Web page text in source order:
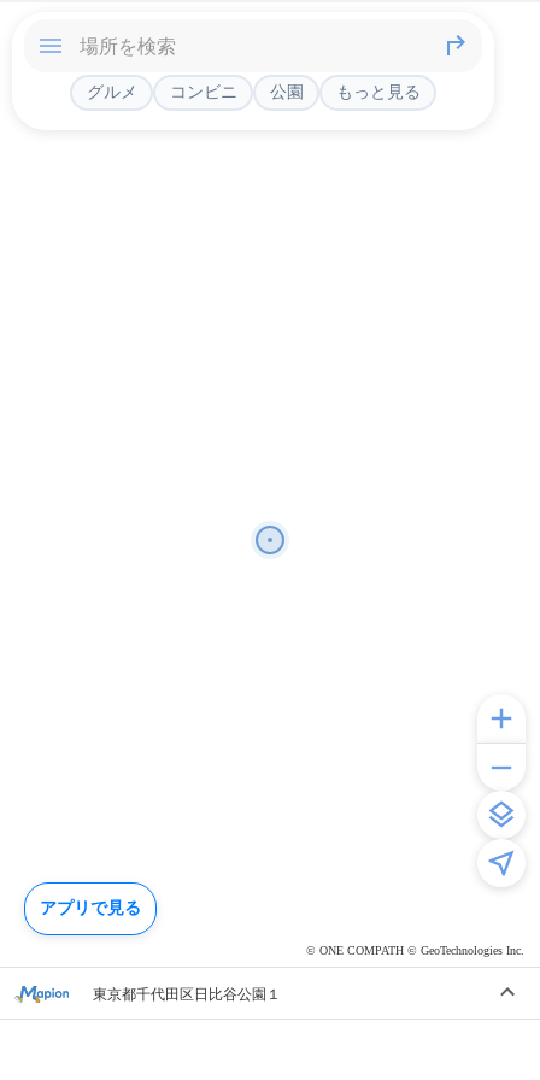
© ONE COMPATH © GeoTechnologies Inc.
グルメ コンビニ 公園 もっと見る
東京都千代田区日比谷公園１
アプリで見る